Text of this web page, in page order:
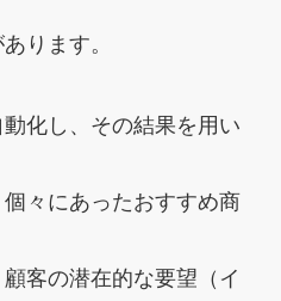
ります。
化し、その結果を用い
々にあったおすすめ商
客の潜在的な要望（イ